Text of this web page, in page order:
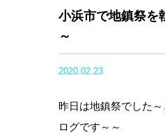
小浜市で地鎮祭を
～
2020.02.23
昨日は地鎮祭でした
ログです～～